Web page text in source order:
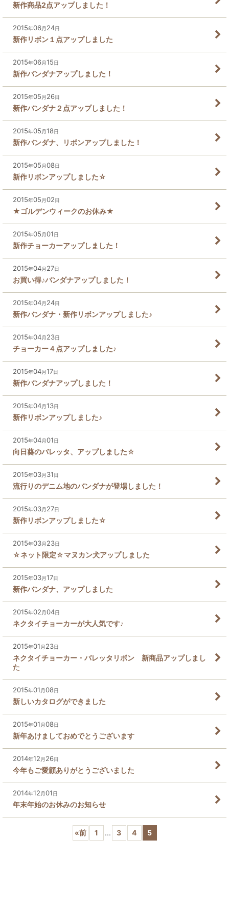
新作商品2点アップしました！
2015年06月 24日
新作リボン１点アップしました
2015年06月15日
新作バンダナアップしました！
2015年05 月 26日
新作バンダナ２点アップしました！
2015年05 月18日
新作バンダナ、リボンアップしました！
2015年05 月08日
新作リボンアップしました☆
2015年05 月02日
★ゴルデンウィークのお休み★
2015年05 月01日
新作チョーカーアップしました！
2015年04月 27日
お買い得♪バンダナアップしました！
2015年04月 24日
新作バンダナ・新作リボンアップしました♪
2015年04月 23日
チョーカー４点アップしました♪
2015年04月17日
新作バンダナアップしました！
2015年04月13日
新作リボンアップしました♪
2015年04月01日
向日葵のバレッタ、アップしました☆
2015年03月 31日
流行りのデニム地のバンダナが登場しました！
2015年03月 27日
新作リボンアップしました☆
2015年03月 23日
☆ネット限定☆マヌカン犬アップしました
2015年03月17日
新作バンダナ、アップしました
2015年02 月04日
ネクタイチョーカーが大人気です♪
2015年01 月 23日
ネクタイチョーカー・バレッタリボン 新商品アップしまし
た
2015年01 月08日
新しいカタログができました
2015年01 月08日
新年あけましておめでとうございます
2014年12 月 26日
今年もご愛顧ありがとうございました
2014年12 月01日
年末年始のお休みのお知らせ
«前 1 ... 3 4 5